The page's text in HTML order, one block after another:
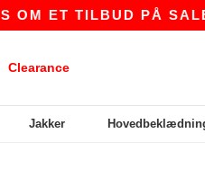
ET TILBUD PÅ
Clearance
Jakker